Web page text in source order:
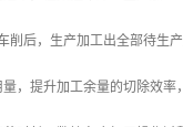
后，生产加工出全部待生
，提升加工余量的切除效率